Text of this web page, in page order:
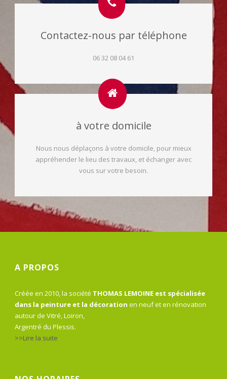
Contactez-nous par téléphone
06 32 08 04 61
à votre domicile
Nous nous déplaçons à votre domicile, pour mieux
appréhender le lieu des travaux, et échanger avec
vous sur votre besoin.
A PROPOS
Créée en 2010, la société THOMAS LEMOINE est spécialisée
dans la peinture et la décoration en neuf et en rénovation
autour de Vitré, Loiron,
Argentré du Plessis.
>>Lire la suite